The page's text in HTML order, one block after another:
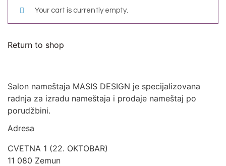
Your cart is currently empty.
Return to shop
Salon nameštaja MASIS DESIGN je specijalizovana
radnja za izradu nameštaja i prodaje nameštaj po
porudžbini.
Adresa
CVETNA 1 (22. OKTOBAR)
11 080 Zemun